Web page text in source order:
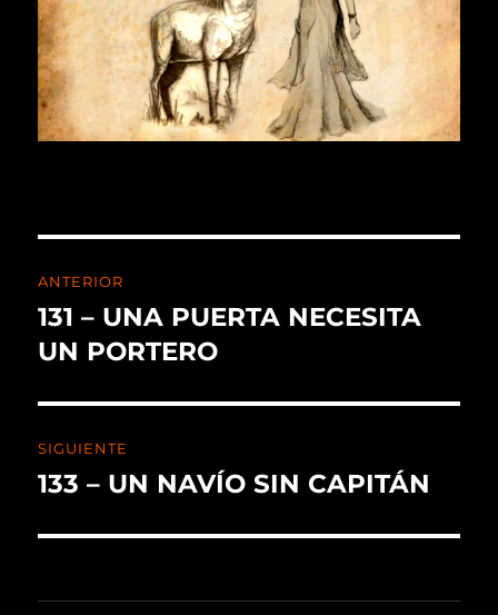
ANTERIOR
131 – UNA PUERTA NECESITA
UN PORTERO
SIGUIENTE
133 – UN NAVÍO SIN CAPITÁN